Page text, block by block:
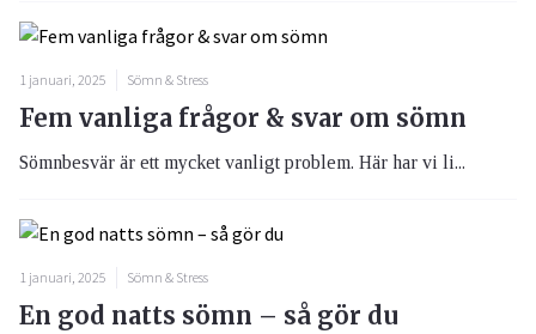
1 januari, 2025 Sömn & Stress
Fem vanliga frågor & svar om sömn
Sömnbesvär är ett mycket vanligt problem. Här har vi li...
1 januari, 2025 Sömn & Stress
En god natts sömn – så gör du